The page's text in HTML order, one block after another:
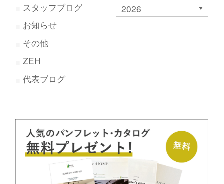
スタッフブログ
お知らせ
その他
ZEH
代表ブログ
2026